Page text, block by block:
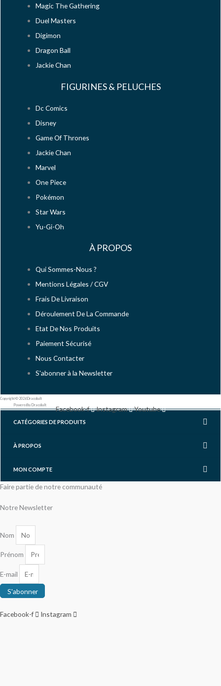
Magic The Gathering
Duel Masters
Digimon
Dragon Ball
Jackie Chan
FIGURINES & PELUCHES
Dc Comics
Disney
Game Of Thrones
Jackie Chan
Marvel
One Piece
Pokémon
Star Wars
Yu-Gi-Oh
À PROPOS
Qui Sommes-Nous ?
Mentions Légales / CGV
Frais De Livraison
Déroulement De La Commande
Etat De Nos Produits
Paiement Sécurisé
Nous Contacter
S'abonner à la Newsletter
Copyright © 2026 Dracobalt
Powered by Dracobalt
Facebook-f Instagram Youtube
CATÉGORIES DE PRODUITS
À PROPOS
MON COMPTE
Faire partie de notre communauté
Notre Newsletter
Nom
Prénom
E-mail
S'abonner
Facebook-f Instagram